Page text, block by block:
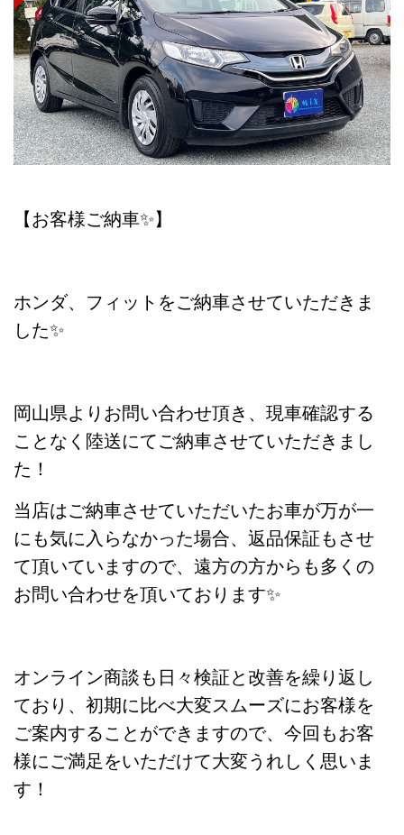
【お客様ご納車✨】
ホンダ、フィットをご納車させていただきま
した✨
岡山県よりお問い合わせ頂き、現車確認する
ことなく陸送にてご納車させていただきまし
た！
当店はご納車させていただいたお車が万が一
にも気に入らなかった場合、返品保証もさせ
て頂いていますので、遠方の方からも多くの
お問い合わせを頂いております✨
オンライン商談も日々検証と改善を繰り返し
ており、初期に比べ大変スムーズにお客様を
ご案内することができますので、今回もお客
様にご満足をいただけて大変うれしく思いま
す！